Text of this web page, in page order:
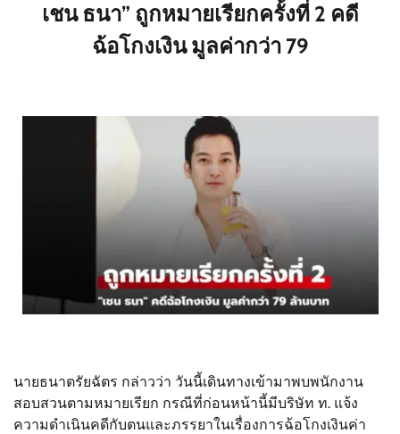
เชน ธนา” ถูกหมายเรียกครั้งที่ 2 คดี
ฉ้อโกงเงิน มูลค่ากว่า 79
นายธนาตรัยฉัตร กล่าวว่า วันนี้เดินทางเข้ามาพบพนักงาน
สอบสวนตามหมายเรียก กรณีที่ก่อนหน้านี้มีบริษัท ท. แจ้ง
ความดำเนินคดีกับตนและภรรยาในเรื่องการฉ้อโกงเงินค่า